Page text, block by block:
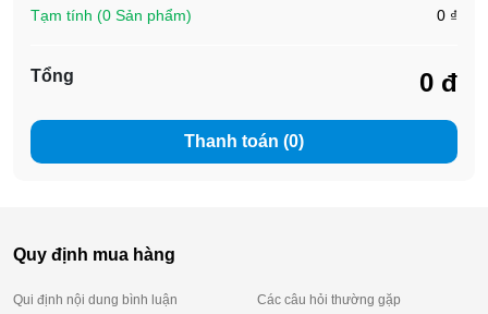
Tạm tính (0 Sản phẩm) 0 ₫
Tổng 0 đ
Thanh toán (0)
Quy định mua hàng
Qui định nội dung bình luận
Các câu hỏi thường gặp